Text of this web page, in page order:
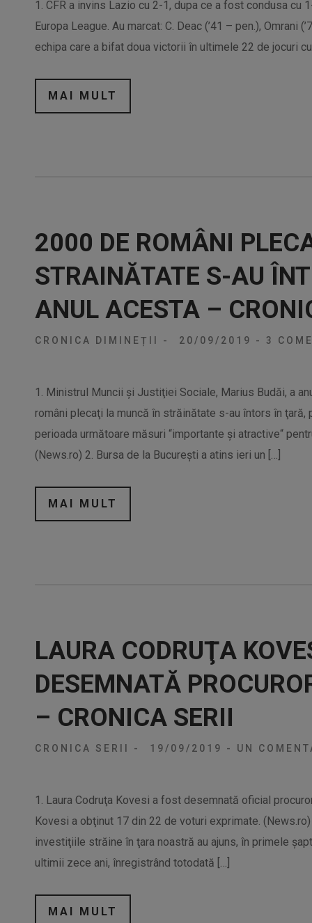
1. CFR a invins Lazio cu 2-1, dupa ce a fost condusa cu
Europa League. Au marcat: C. Deac (’41 – pen.), Omrani
echipa care a bifat doua victorii în ultimele 22 de jocuri
MAI MULT
2000 DE ROMÂNI
STRAINĂTATE S-AU
ANUL ACESTA –
CRONICA DIMINEȚII - 20/09/2019 - 3
1. Ministrul Muncii şi Justiţiei Sociale, Marius Budăi, a
români plecaţi la muncă în străinătate s-au întors în ţară,
perioada următoare măsuri “importante şi atractive“
(News.ro) 2. Bursa de la București a atins ieri un […]
MAI MULT
LAURA CODRUŢA
DESEMNATĂ
– CRONICA SERII
CRONICA SERII - 19/09/2019 - UN
1. Laura Codruţa Kovesi a fost desemnată oficial
Kovesi a obţinut 17 din 22 de voturi exprimate.
investiţiile străine în ţara noastră au ajuns, în primele
ultimii zece ani, înregistrând totodată […]
MAI MULT